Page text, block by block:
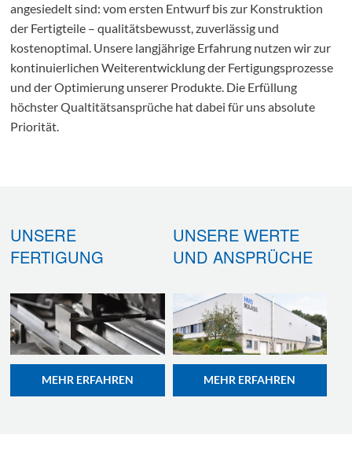
angesiedelt sind: vom ersten Entwurf bis zur Konstruktion
der Fertigteile – qualitätsbewusst, zuverlässig und
kostenoptimal. Unsere langjährige Erfahrung nutzen wir zur
kontinuierlichen Weiterentwicklung der Fertigungsprozesse
und der Optimierung unserer Produkte. Die Erfüllung
höchster Qualtitätsansprüche hat dabei für uns absolute
Priorität.
UNSERE
FERTIGUNG
MEHR ERFAHREN
UNSERE WERTE
UND ANSPRÜCHE
MEHR ERFAHREN